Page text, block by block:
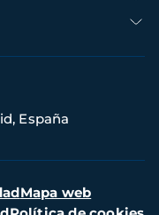
España
Mapa web